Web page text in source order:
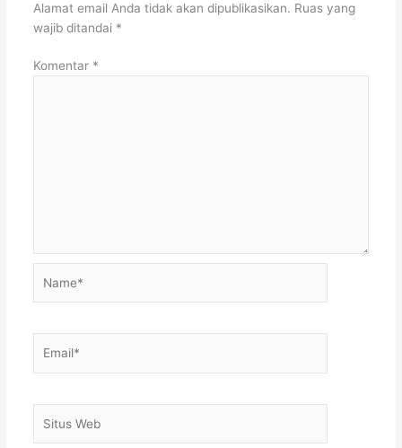
Alamat email Anda tidak akan dipublikasikan. Ruas yang
wajib ditandai *
Komentar *
Web